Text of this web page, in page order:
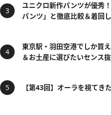
ユニクロ新作パンツが優秀
パンツ」と徹底比較＆着回
東京駅・羽田空港でしか買
＆お土産に選びたいセンス
【第43回】オーラを視てきた